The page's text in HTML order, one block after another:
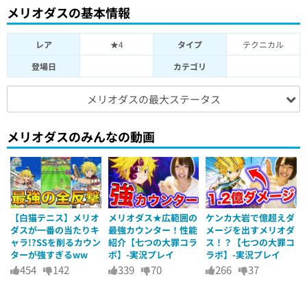
メリオダスの基本情報
レア ★4 タイプ
テクニカル
登場日
カテゴリ
メリオダスの最大ステータス
メリオダスのみんなの動画
【白猫テニス】メリオ
ダスが一番の当たりキ
ャラ!?SSを削るカウン
ターが強すぎるww
454 142
メリオダス★広範囲の
最強カウンター！性能
紹介【七つの大罪コラ
ボ】-実況プレイ
339 70
ケンカ大岩で億超えダ
メージを出すメリオダ
ス！？【七つの大罪コ
ラボ】-実況プレイ
266 37